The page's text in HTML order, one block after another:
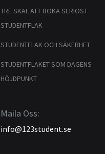
TRE SKÄL ATT BOKA SERIÖST
STUDENTFLAK
STUDENTFLAK OCH SÄKERHET
STUDENTFLAKET SOM DAGENS
HÖJDPUNKT
Maila Oss:
info@123student.se